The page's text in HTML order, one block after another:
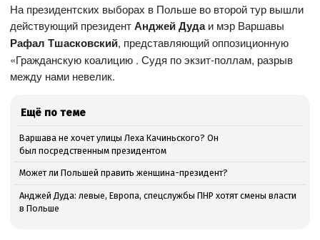
На президентских выборах в Польше во второй тур вышли
действующий президентАнджей Дудаи мэр Варшавы
Рафал Тшасковский, представляющий оппозиционную
«Гражданскую коалицию . Судя по экзит-поллам, разрыв
между нами невелик.
Ещё по теме
Варшава не хочет улицы Леха Качиньского? Он
был посредственным президентом
Может ли Польшей править женщина-президент?
Анджей Дуда: левые, Европа, спецслужбы ПНР хотят смены власти
в Польше